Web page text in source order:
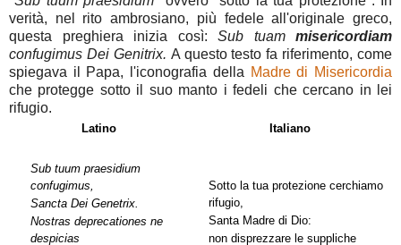
verità, nel rito ambrosiano, più fedele all'originale greco,
questa preghiera inizia così: Sub tuam misericordiam
confugimus Dei Genitrix. A questo testo fa riferimento, come
spiegava il Papa, l'iconografia della Madre di Misericordia
che protegge sotto il suo manto i fedeli che cercano in lei
rifugio.
Latino Italiano
Sub tuum praesidium
confugimus,
Sancta Dei Genetrix.
Nostras deprecationes ne
despicias
Sotto la tua protezione cerchiamo
rifugio,
Santa Madre di Dio:
non disprezzare le suppliche